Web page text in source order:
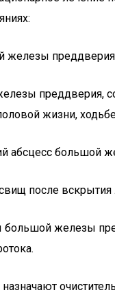
железы
преддверия,
жизни,
абсцесс большой
после вскрытия
большой железы